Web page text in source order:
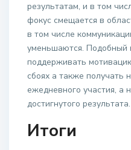
результатам, и в том
фокус смещается в
в том числе
уменьшаются. Подобный
поддерживать
сбоях а также получать
ежедневного участия, а
достигнутого результата.
Итоги